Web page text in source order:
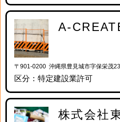
A-
〒901-0200 沖縄県豊見城市字保栄茂
区分：特定建設業許可
株式会社